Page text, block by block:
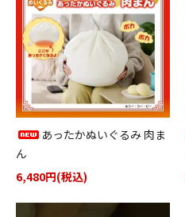
あったかぬいぐるみ 肉ま
ん
6,480円(税込)